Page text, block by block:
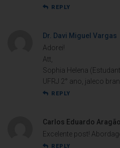
REPLY
Dr. Davi Miguel Vargas
Adorei!
Att,
Sophia Helena
UFRJ 2° ano, jaleco
REPLY
Carlos Eduardo Aragão
Excelente post!
REPLY